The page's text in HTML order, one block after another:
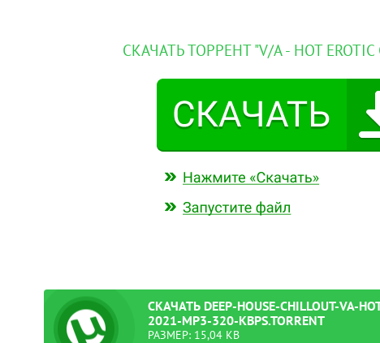
СКАЧАТЬ ТОРРЕНТ "V/A - HOT EROTIC
СКАЧАТЬ DEEP-HOUSE-CHILLOUT-VA-
2021-MP3-320-KBPS.TORRENT
РАЗМЕР: 15,04 KB